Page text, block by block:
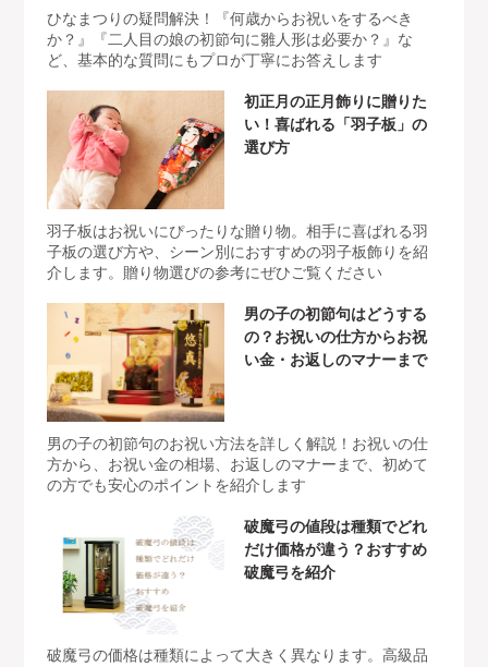
ひなまつりの疑問解決！『何歳からお祝いをするべき
か？』『二人目の娘の初節句に雛人形は必要か？』な
ど、基本的な質問にもプロが丁寧にお答えします
初正月の正月飾りに贈りた
い！喜ばれる「羽子板」の
選び方
羽子板はお祝いにぴったりな贈り物。相手に喜ばれる羽
子板の選び方や、シーン別におすすめの羽子板飾りを紹
介します。贈り物選びの参考にぜひご覧ください
男の子の初節句はどうする
の？お祝いの仕方からお祝
い金・お返しのマナーまで
男の子の初節句のお祝い方法を詳しく解説！お祝いの仕
方から、お祝い金の相場、お返しのマナーまで、初めて
の方でも安心のポイントを紹介します
破魔弓の値段は種類でどれ
だけ価格が違う？おすすめ
破魔弓を紹介
破魔弓の価格は種類によって大きく異なります。高級品